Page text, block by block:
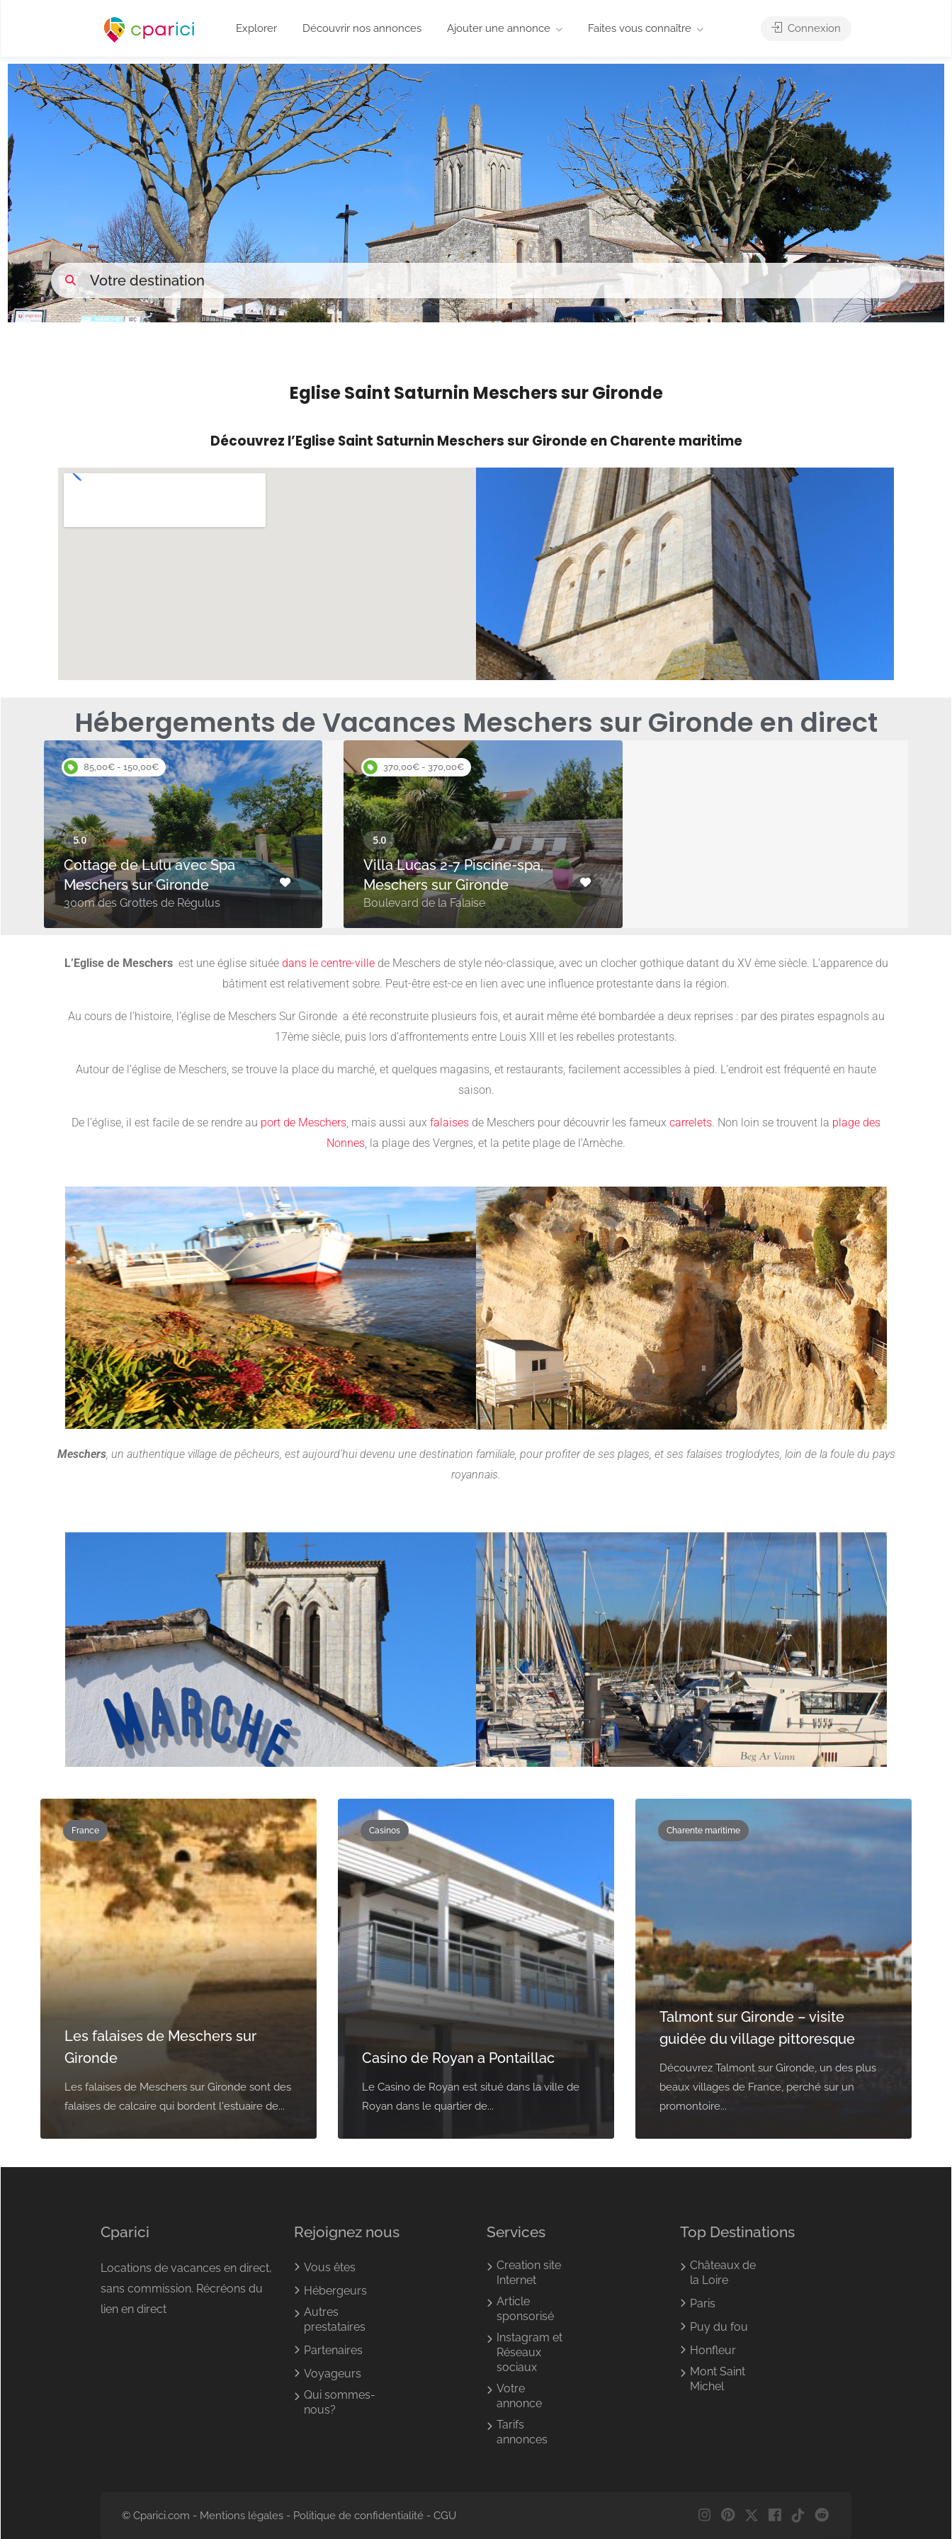
Explorer Découvrir nos annonces Ajouter une annonce Faites vous connaître Connexion
Eglise Saint Saturnin Meschers sur Gironde
Découvrez l’Eglise Saint Saturnin Meschers sur Gironde en Charente maritime
Hébergements de Vacances Meschers sur Gironde en direct
85,00€ - 150,00€
Cottage de Lulu avec Spa
Meschers sur Gironde
300m des Grottes de Régulus
370,00€ - 370,00€
Villa Lucas 2-7 Piscine-spa,
Meschers sur Gironde
Boulevard de la Falaise
L’Eglise de Meschers est une église située dans le centre-villede Meschers de style néo-classique, avec un clocher gothique datant du XV ème siècle. L’apparence du
bâtiment est relativement sobre. Peut-être est-ce en lien avec une influence protestante dans la région.
Au cours de l’histoire, l’église de Meschers Sur Gironde a été reconstruite plusieurs fois, et aurait même été bombardée a deux reprises : par des pirates espagnols au
17ème siècle, puis lors d’affrontements entre Louis XIII et les rebelles protestants.
Autour de l’église de Meschers, se trouve la place du marché, et quelques magasins, et restaurants, facilement accessibles à pied. L’endroit est fréquenté en haute
saison.
De l’église, il est facile de se rendre au port de Meschers, mais aussi aux falaises de Meschers pour découvrir les fameux carrelets. Non loin se trouvent la plage des
Nonnes, la plage des Vergnes, et la petite plage de l’Arnèche.
Meschers, un authentique village de pêcheurs, est aujourd’hui devenu une destination familiale, pour profiter de ses plages, et ses falaises troglodytes, loin de la foule du pays
royannais.
France
Les falaises de Meschers sur
Gironde
Les falaises de Meschers sur Gironde sont des
falaises de calcaire qui bordent l'estuaire de...
Casinos
Casino de Royan a Pontaillac
Le Casino de Royan est situé dans la ville de
Royan dans le quartier de...
Charente maritime
Talmont sur Gironde – visite
guidée du village pittoresque
Découvrez Talmont sur Gironde, un des plus
beaux villages de France, perché sur un
promontoire...
Cparici
Locations de vacances en direct,
sans commission. Récréons du
lien en direct
Rejoignez nous
Vous êtes
Hébergeurs
Autres
prestataires
Partenaires
Voyageurs
Qui sommes-
nous?
Services
Creation site
Internet
Article
sponsorisé
Instagram et
Réseaux
sociaux
Votre
annonce
Tarifs
annonces
Top Destinations
Châteaux de
la Loire
Paris
Puy du fou
Honfleur
Mont Saint
Michel
© Cparici.com - Mentions légales - Politique de confidentialité - CGU